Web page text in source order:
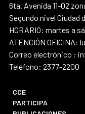
6ta. Avenida 11-02
Segundo nivel Ciudad
HORARIO: martes a
ATENCIÓN OFICINA:
Correo electrónico :
Teléfono: 2377-2200
CCE
PARTICIPA